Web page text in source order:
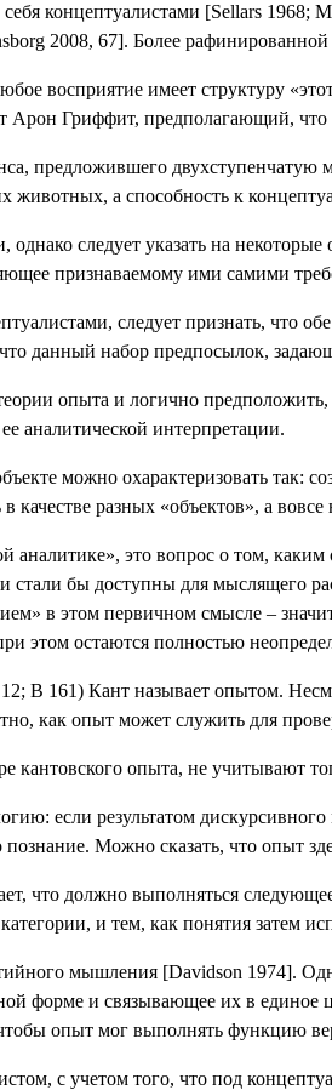
концептуалистами [Sellars 1968;
2008, 67]. Более рафинированной
восприятие имеет структуру
Гриффит, предполагающий, что
предложившего
а способность к
следует указать на
признаваемому ими самими
следует признать,
данный набор предпосылок,
опыта и логично предположить,
аналитической интерпретации.
можно охарактеризовать так:
разных «объектов», а
это вопрос о том,
бы доступны для мыслящего
в этом первичном смысле –
этом остаются полностью
12;B 161) Кант называет опытом.
как опыт может служить для
опыта, не учитывают
если результатом
познание. Можно сказать, что опыт
что должно выполняться
и тем, как понятия
мышления [Davidson 1974].
форме и связывающее их в
опыт мог выполнять функцию
с учетом того, что под